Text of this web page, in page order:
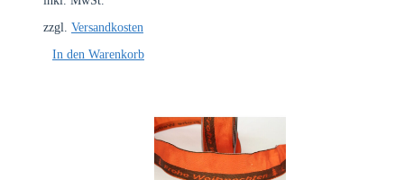
zzgl. Versandkosten
In den Warenkorb